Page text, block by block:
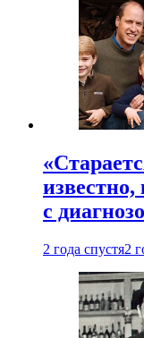
известно,
с
2 года спустя2